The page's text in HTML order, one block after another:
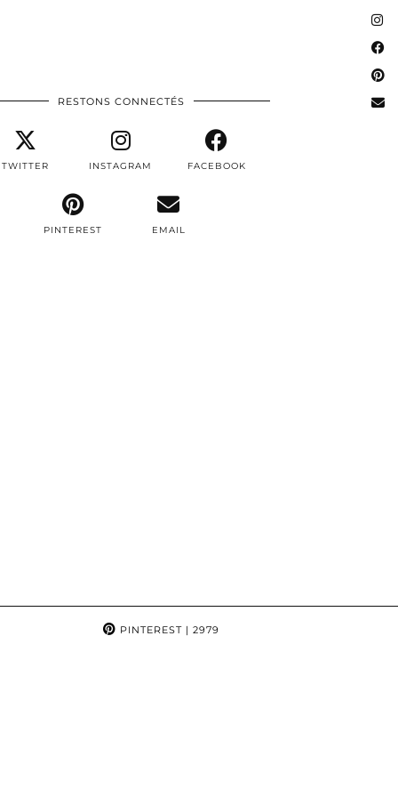
RESTONS CONNECTÉS
TWITTER INSTAGRAM FACEBOOK
PINTEREST EMAIL
PINTEREST| 2979